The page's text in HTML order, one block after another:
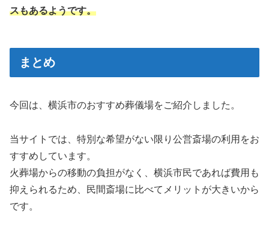
スもあるようです。
まとめ
今回は、横浜市のおすすめ葬儀場をご紹介しました。
当サイトでは、特別な希望がない限り公営斎場の利用をお
すすめしています。
火葬場からの移動の負担がなく、横浜市民であれば費用も
抑えられるため、民間斎場に比べてメリットが大きいから
です。